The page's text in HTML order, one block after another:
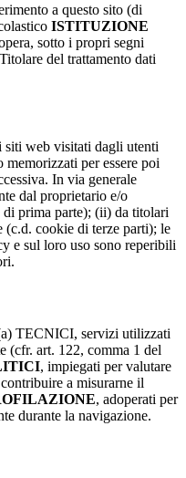
a questo sito (di
ISTITUZIONE
sotto i propri segni
del trattamento dati
web visitati dagli utenti
per essere poi
In via generale
dal proprietario e/o
prima parte); (ii) da titolari
(c.d. cookie di terze parti); le
e sul loro uso sono reperibili
TECNICI, servizi utilizzati
(cfr. art. 122, comma 1 del
, impiegati per valutare
a misurarne il
, adoperati per
durante la navigazione.